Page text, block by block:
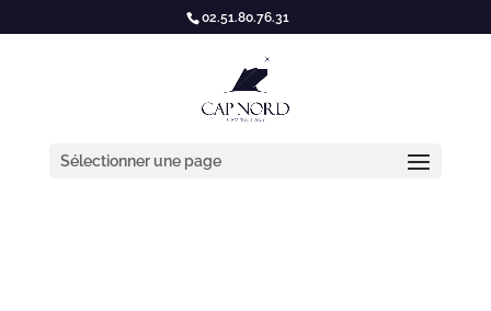
02.51.80.76.31
Sélectionner une page